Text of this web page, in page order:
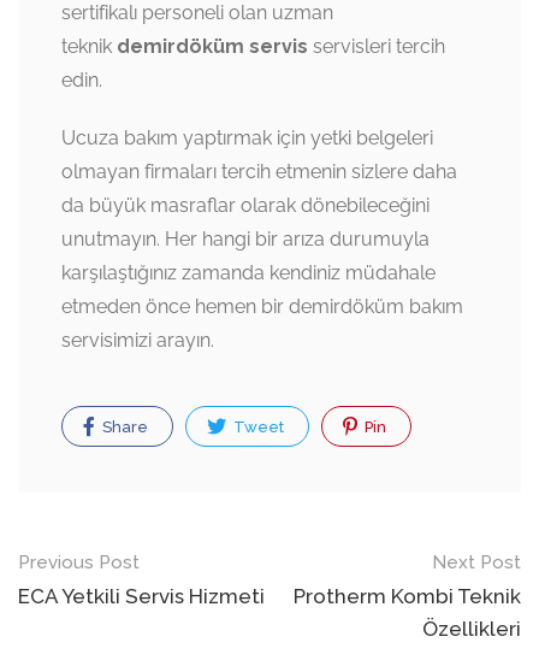
sertifikalı personeli olan uzman
teknik demirdöküm servis servisleri tercih
edin.
Ucuza bakım yaptırmak için yetki belgeleri
olmayan firmaları tercih etmenin sizlere daha
da büyük masraflar olarak dönebileceğini
unutmayın. Her hangi bir arıza durumuyla
karşılaştığınız zamanda kendiniz müdahale
etmeden önce hemen bir demirdöküm bakım
servisimizi arayın.
Share Tweet Pin
Post
navigation
Previous Post
ECA Yetkili Servis Hizmeti
Next Post
Protherm Kombi Teknik
Özellikleri